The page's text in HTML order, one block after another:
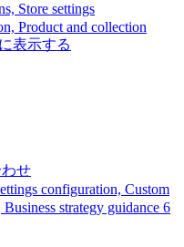
Store settings
Product and collection
表示する
せ
configuration, Custom
strategy guidance 6